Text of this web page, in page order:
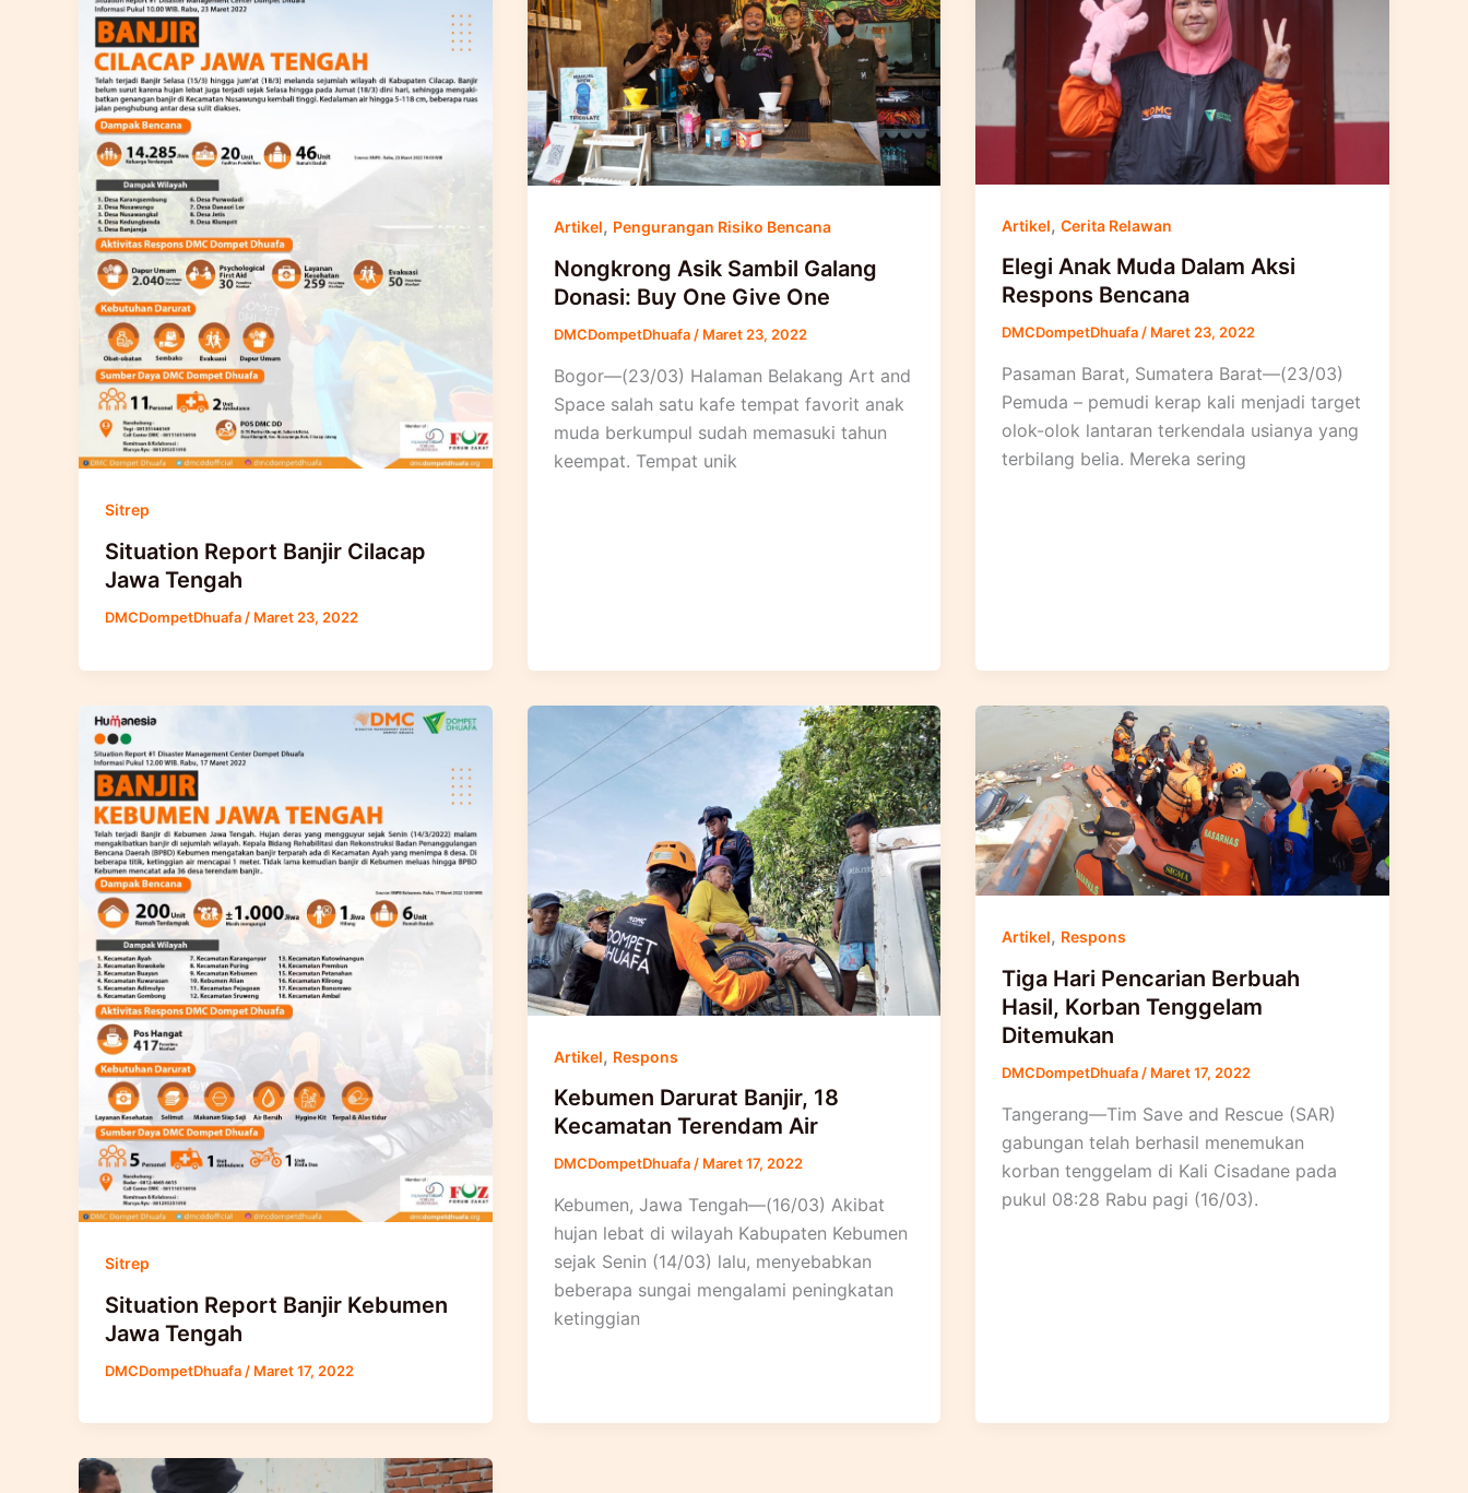
Sitrep
Situation Report Banjir Cilacap
Jawa Tengah
DMCDompetDhuafa / Maret 23, 2022
Artikel, Pengurangan Risiko Bencana
Nongkrong Asik Sambil Galang
Donasi: Buy One Give One
DMCDompetDhuafa / Maret 23, 2022
Bogor—(23/03) Halaman Belakang Art and
Space salah satu kafe tempat favorit anak
muda berkumpul sudah memasuki tahun
keempat. Tempat unik
Artikel,Cerita Relawan
Elegi Anak Muda Dalam Aksi
Respons Bencana
DMCDompetDhuafa/ Maret 23, 2022
Pasaman Barat, Sumatera Barat—(23/03)
Pemuda – pemudi kerap kali menjadi target
olok-olok lantaran terkendala usianya yang
terbilang belia. Mereka sering
Sitrep
Situation Report Banjir Kebumen
Jawa Tengah
DMCDompetDhuafa / Maret 17, 2022
Artikel, Respons
Kebumen Darurat Banjir, 18
Kecamatan Terendam Air
DMCDompetDhuafa/ Maret 17, 2022
Kebumen, Jawa Tengah—(16/03) Akibat
hujan lebat di wilayah Kabupaten Kebumen
sejak Senin (14/03) lalu, menyebabkan
beberapa sungai mengalami peningkatan
ketinggian
Artikel, Respons
Tiga Hari Pencarian Berbuah
Hasil, Korban Tenggelam
Ditemukan
DMCDompetDhuafa / Maret 17, 2022
Tangerang—Tim Save and Rescue (SAR)
gabungan telah berhasil menemukan
korban tenggelam di Kali Cisadane pada
pukul 08:28 Rabu pagi (16/03).